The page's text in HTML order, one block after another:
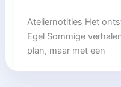
Ateliernotities Het
Egel Sommige
plan, maar met een